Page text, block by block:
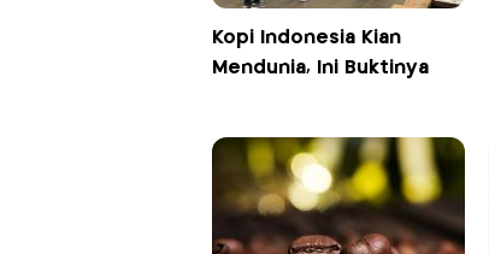
Kopi Indonesia Kian
Mendunia, Ini Buktinya